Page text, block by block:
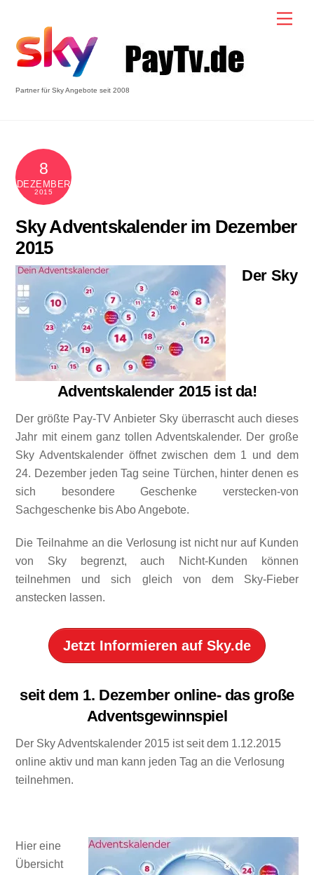
content
Partner für Sky Angebote seit 2008
8
DEZEMBER
2015
Sky Adventskalender im Dezember
2015
Der Sky
Adventskalender 2015 ist da!
Der größte Pay-TV Anbieter Sky überrascht auch dieses
Jahr mit einem ganz tollen Adventskalender. Der große
Sky Adventskalender öffnet zwischen dem 1 und dem
24. Dezember jeden Tag seine Türchen, hinter denen es
sich besondere Geschenke verstecken-von
Sachgeschenke bis Abo Angebote.
Die Teilnahme an die Verlosung ist nicht nur auf Kunden
von Sky begrenzt, auch Nicht-Kunden können
teilnehmen und sich gleich von dem Sky-Fieber
anstecken lassen.
Jetzt Informieren auf Sky.de
seit dem 1. Dezember online- das große
Adventsgewinnspiel
Der Sky Adventskalender 2015 ist seit dem 1.12.2015
online aktiv und man kann jeden Tag an die Verlosung
teilnehmen.
Hier eine
Übersicht